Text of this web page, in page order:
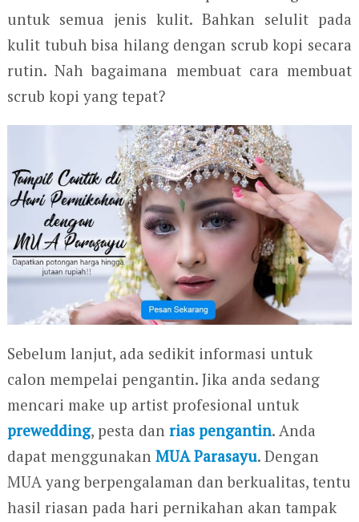
untuk semua jenis kulit. Bahkan selulit pada
kulit tubuh bisa hilang dengan scrub kopi secara
rutin. Nah bagaimana membuat cara membuat
scrub kopi yang tepat?
Sebelum lanjut, ada sedikit informasi untuk
calon mempelai pengantin. Jika anda sedang
mencari make up artist profesional untuk
prewedding, pesta dan rias pengantin. Anda
dapat menggunakan MUA Parasayu. Dengan
MUA yang berpengalaman dan berkualitas, tentu
hasil riasan pada hari pernikahan akan tampak